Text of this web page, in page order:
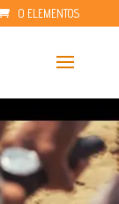
0 ELEMENTOS